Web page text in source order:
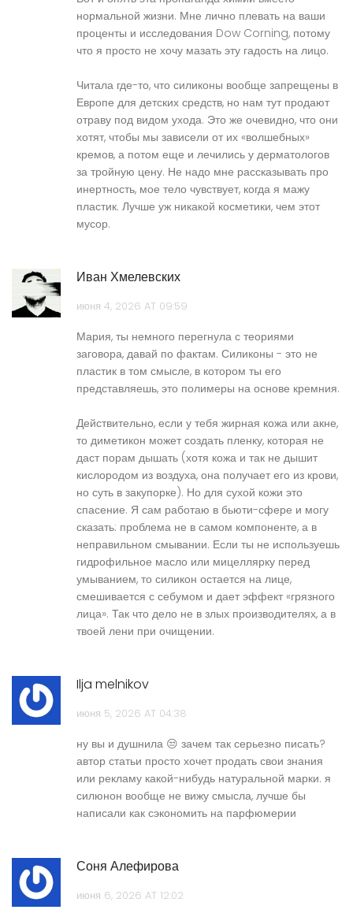
нормальной жизни. Мне лично плевать на ваши
проценты и исследования Dow Corning, потому
что я просто не хочу мазать эту гадость на лицо.
Читала где-то, что силиконы вообще запрещены в
Европе для детских средств, но нам тут продают
отраву под видом ухода. Это же очевидно, что они
хотят, чтобы мы зависели от их «волшебных»
кремов, а потом еще и лечились у дерматологов
за тройную цену. Не надо мне рассказывать про
инертность, мое тело чувствует, когда я мажу
пластик. Лучше уж никакой косметики, чем этот
мусор.
Иван Хмелевских
июня 4, 2026 AT 09:59
Мария, ты немного перегнула с теориями
заговора, давай по фактам. Силиконы - это не
пластик в том смысле, в котором ты его
представляешь, это полимеры на основе кремния.
Действительно, если у тебя жирная кожа или акне,
то диметикон может создать пленку, которая не
даст порам дышать (хотя кожа и так не дышит
кислородом из воздуха, она получает его из крови,
но суть в закупорке). Но для сухой кожи это
спасение. Я сам работаю в бьюти-сфере и могу
сказать: проблема не в самом компоненте, а в
неправильном смывании. Если ты не используешь
гидрофильное масло или мицеллярку перед
умыванием, то силикон остается на лице,
смешивается с себумом и дает эффект «грязного
лица». Так что дело не в злых производителях, а в
твоей лени при очищении.
Ilja melnikov
июня 5, 2026 AT 04:38
ну вы и душнила 😒 зачем так серьезно писать?
автор статьи просто хочет продать свои знания
или рекламу какой-нибудь натуральной марки. я
силюнон вообще не вижу смысла, лучше бы
написали как сэкономить на парфюмерии
Соня Алефирова
июня 6, 2026 AT 12:02